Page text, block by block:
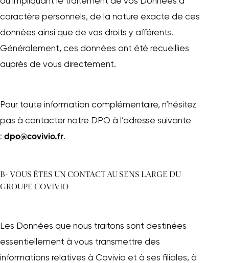
caractère personnels, de la nature exacte de ces
données ainsi que de vos droits y afférents.
Généralement, ces données ont été recueillies
auprès de vous directement.
Pour toute information complémentaire, n’hésitez
pas à contacter notre DPO à l’adresse suivante
: dpo@covivio.fr.
B- VOUS ÊTES UN CONTACT AU SENS LARGE DU
GROUPE COVIVIO
Les Données que nous traitons sont destinées
essentiellement à vous transmettre des
informations relatives à Covivio et à ses filiales, à